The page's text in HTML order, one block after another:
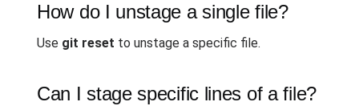
How do I unstage a single file?
Use git reset to unstage a specific file.
Can I stage specific lines of a file?